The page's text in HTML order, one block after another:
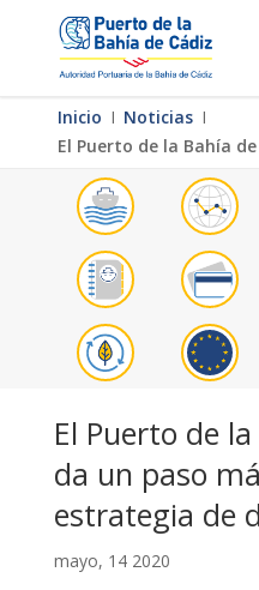
Inicio Ι Noticias Ι
El Puerto de
da un paso
estrategia de
mayo, 14 2020